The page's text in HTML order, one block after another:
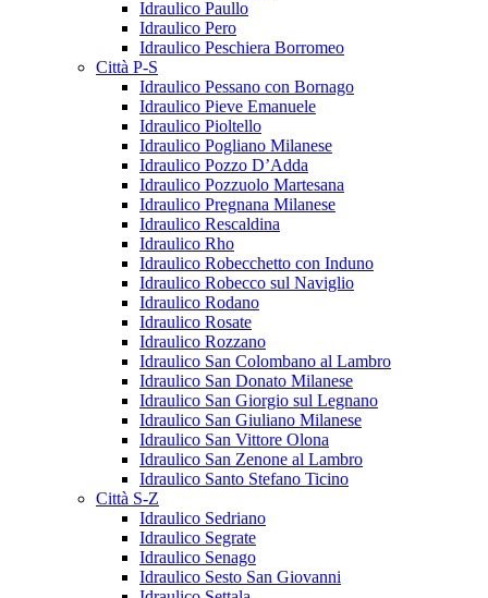
Idraulico Paullo
Idraulico Pero
Idraulico Peschiera Borromeo
Città P-S
Idraulico Pessano con Bornago
Idraulico Pieve Emanuele
Idraulico Pioltello
Idraulico Pogliano Milanese
Idraulico Pozzo D’Adda
Idraulico Pozzuolo Martesana
Idraulico Pregnana Milanese
Idraulico Rescaldina
Idraulico Rho
Idraulico Robecchetto con Induno
Idraulico Robecco sul Naviglio
Idraulico Rodano
Idraulico Rosate
Idraulico Rozzano
Idraulico San Colombano al Lambro
Idraulico San Donato Milanese
Idraulico San Giorgio sul Legnano
Idraulico San Giuliano Milanese
Idraulico San Vittore Olona
Idraulico San Zenone al Lambro
Idraulico Santo Stefano Ticino
Città S-Z
Idraulico Sedriano
Idraulico Segrate
Idraulico Senago
Idraulico Sesto San Giovanni